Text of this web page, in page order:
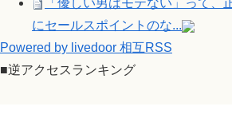
「優しい男はモテない」って、
にセールスポイントのな...
Powered by livedoor 相互RSS
■逆アクセスランキング